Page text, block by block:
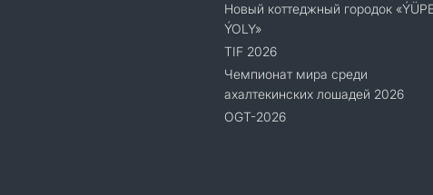
Новый коттеджный городок
ÝOLY»
TIF 2026
Чемпионат мира среди
ахалтекинских лошадей 2026
OGT-2026